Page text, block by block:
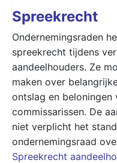
Spreekrecht
Ondernemingsraden
spreekrecht tijdens
aandeelhouders. Ze
maken over
ontslag en beloningen
commissarissen. De
niet verplicht het
ondernemingsraad
Spreekrecht